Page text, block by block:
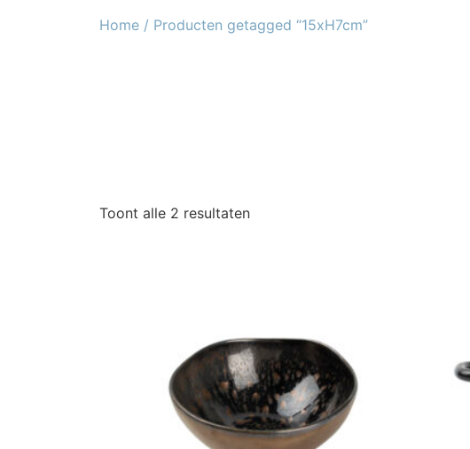
Home / Producten getagged “15xH7cm”
Toont alle 2 resultaten